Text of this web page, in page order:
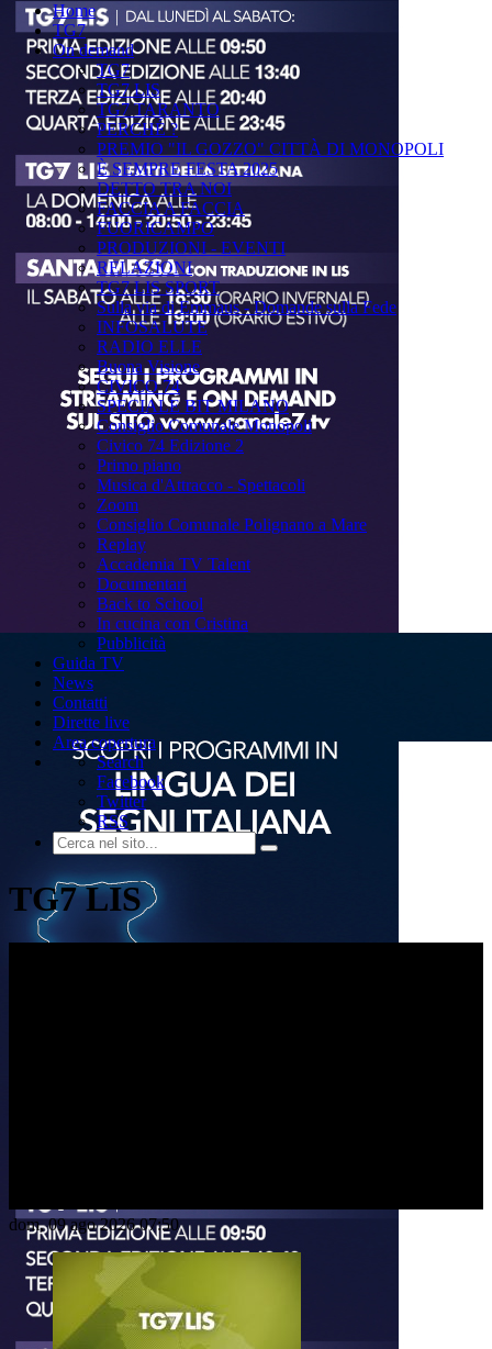
Home
TG7
On demand
TG7
TG7 LIS
TG7 TARANTO
PERCHÉ ?
PREMIO "IL GOZZO" CITTÀ DI MONOPOLI
È SEMPRE FESTA 2025
DETTO TRA NOI
FACCIA A FACCIA
FUORICAMPO
PRODUZIONI - EVENTI
RELAZIONI
TG7 LIS SPORT
Sulla via di Emmaus - Domande sulla Fede
INFOSALUTE
RADIO ELLE
Buona Visione
CIVICO 74
SPECIALE BIT MILANO
Consiglio Comunale Monopoli
Civico 74 Edizione 2
Primo piano
Musica d'Attracco - Spettacoli
Zoom
Consiglio Comunale Polignano a Mare
Replay
Accademia TV Talent
Documentari
Back to School
In cucina con Cristina
Pubblicità
Guida TV
News
Contatti
Dirette live
Area copertura
Search
Facebook
Twitter
RSS
TG7 LIS
dom, 09 ago 2026 07:50